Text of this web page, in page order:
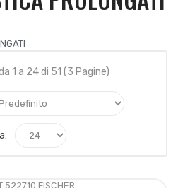
1 a 24 di 51 (3 Pagine)